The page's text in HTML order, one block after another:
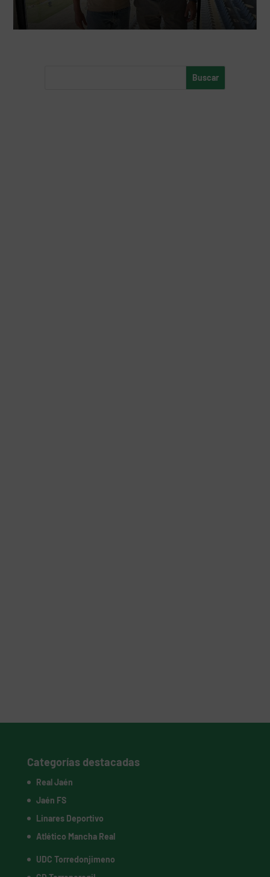
Categorías destacadas
Real Jaén
Jaén FS
Linares Deportivo
Atlético Mancha Real
UDC Torredonjimeno